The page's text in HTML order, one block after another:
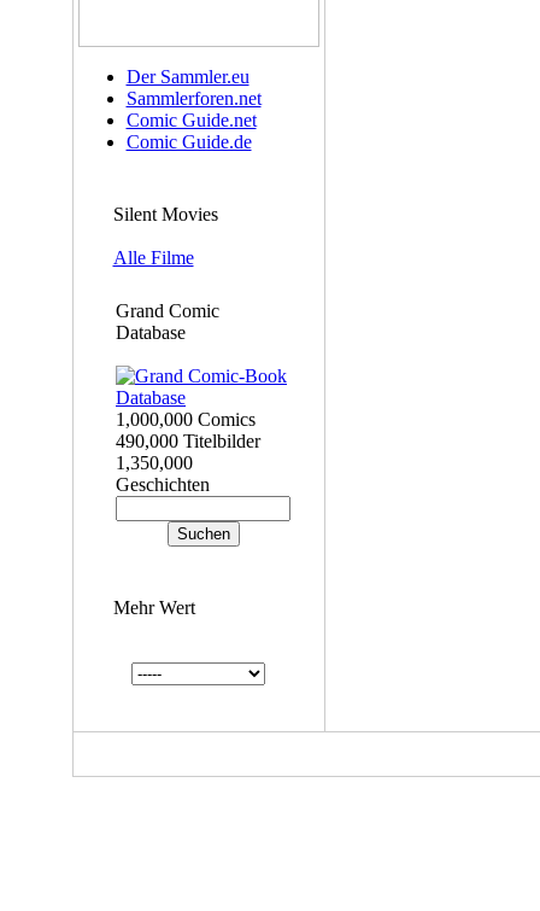
Der Sammler.eu
Sammlerforen.net
Comic Guide.net
Comic Guide.de
Silent Movies
Alle Filme
Grand Comic
Database
1,000,000 Comics
490,000 Titelbilder
1,350,000
Geschichten
Mehr Wert